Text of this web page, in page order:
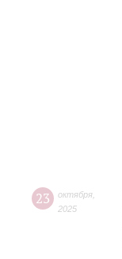
23 октября
2025